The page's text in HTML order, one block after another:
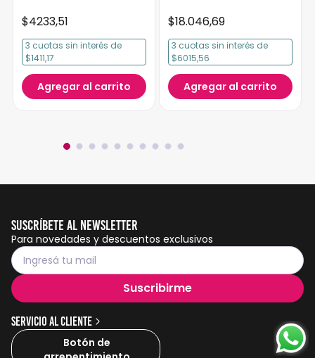
$4233,51
3 cuotas sin interés de
$1411,17
Agregar al carrito
$18.046,69
3 cuotas sin interés de
$6015,56
Agregar al carrito
Suscríbete al Newsletter
Para novedades y descuentos exclusivos
Suscribirme
Servicio al cliente
Botón de